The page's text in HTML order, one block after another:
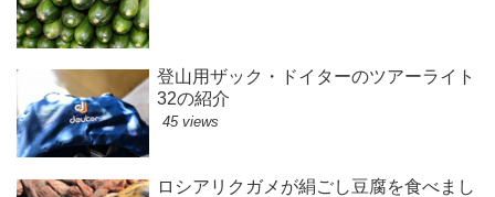
登山用ザック・ドイターのツアーライト
32の紹介
45 views
ロシアリクガメが絹ごし豆腐を食べまし